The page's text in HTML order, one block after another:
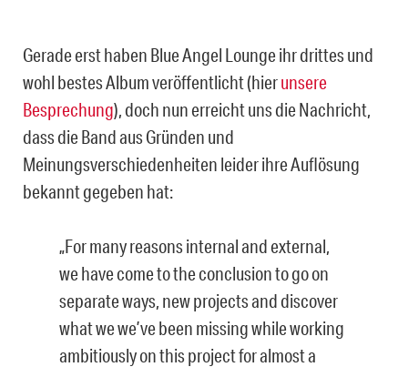
Gerade erst haben Blue Angel Lounge ihr drittes und
wohl bestes Album veröffentlicht (hierunsere
Besprechung), doch nun erreicht uns die Nachricht,
dass die Band aus Gründen und
Meinungsverschiedenheiten leider ihre Auflösung
bekannt gegeben hat:
„For many reasons internal and external,
we have come to the conclusion to go on
separate ways, new projects and discover
what we we’ve been missing while working
ambitiously on this project for almost a